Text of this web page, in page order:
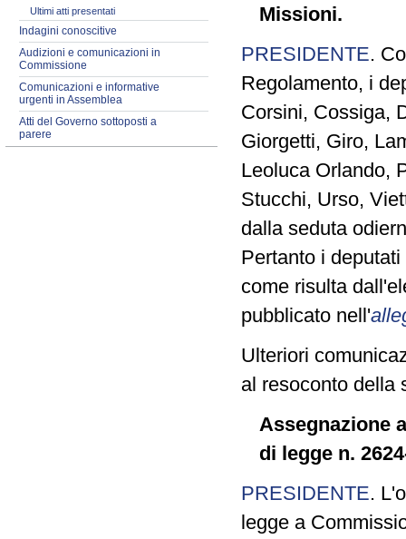
Ultimi atti presentati
Indagini conoscitive
Audizioni e comunicazioni in
Commissione
Comunicazioni e informative
urgenti in Assemblea
Atti del Governo sottoposti a
parere
Missioni.
PRESIDENTE.
Regolamento, i
Corsini, Cossiga,
Giorgetti, Giro,
Leoluca Orlando,
Stucchi, Urso,
dalla seduta
Pertanto i
come risulta
pubblicato nell'
Ulteriori
al resoconto della
Assegnazione
di legge n.
PRESIDENTE.
legge a